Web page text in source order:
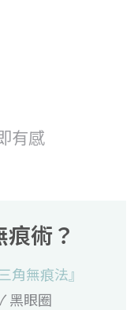
有感
術？
角無痕法』
眼圈